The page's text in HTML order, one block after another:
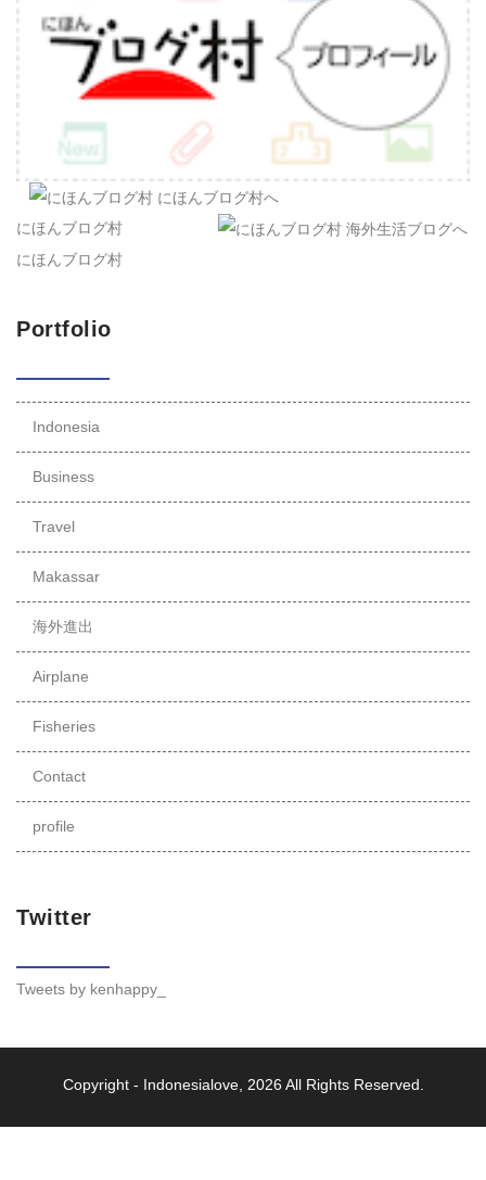
にほんブログ村
にほんブログ村
Portfolio
Indonesia
Business
Travel
Makassar
海外進出
Airplane
Fisheries
Contact
profile
Twitter
Tweets by kenhappy_
Copyright - Indonesialove, 2026 All Rights Reserved.